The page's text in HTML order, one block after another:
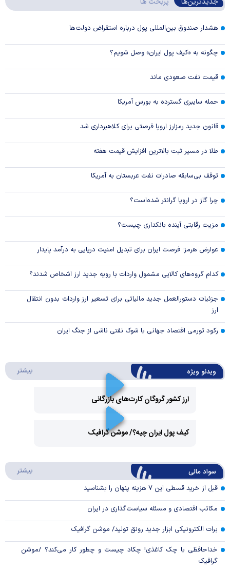
هشدار صندوق بین‌المللی پول درباره استقراض دولت‌ها
چگونه به «کیف پول ایران» وصل شویم؟
قیمت نفت صعودی ماند
حمله سایبری گسترده به بورس آمریکا
قانون جدید رمزارز اروپا فرصتی برای کلاهبرداری شد
طلا در مسیر ثبت بالاترین افزایش قیمت هفته
توقف بی‌سابقه صادرات نفت عربستان به آمریکا
چرا گاز در اروپا گرانتر شده‌است؟
مزیت رقابتی آینده بانکداری چیست؟
عوارض هرمز؛ فرصت ایران برای تبدیل امنیت دریایی به درآمد پایدار
کدام گروه‌های کالایی مشمول واردات با رویه جدید ارز اشخاص شدند؟
جزئیات دستورالعمل جدید مالیاتی برای تسعیر ارز واردات بدون انتقال
ارز
رکود تورمی اقتصاد جهانی با شوک نفتی ناشی از جنگ ایران
ویدئو ویژه بیشتر
ارز کشور گروگان کارت‌های بازرگانی
Video
کیف پول ایران چیه؟/ موشن گرافیک
سواد مالی بیشتر
قبل از خرید قسطی این ۷ هزینه پنهان را بشناسید
مکاتب اقتصادی و مسئله سیاست‌گذاری در ایران
برات الکترونیکی ابزار جدید رونق تولید/ موشن گرافیک
خداحافظی با چک کاغذی! چکاد چیست و چطور کار می‌کند؟ /موشن
گرافیک